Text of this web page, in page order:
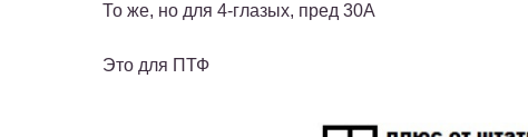
То же, но для 4-глазых, пред 30А
Это для ПТФ